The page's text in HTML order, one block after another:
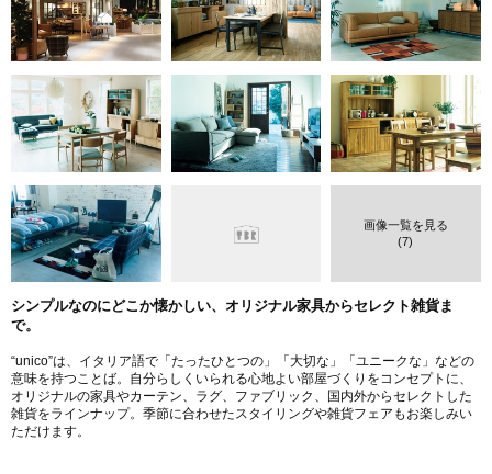
画像一覧を見る
(7)
シンプルなのにどこか懐かしい、オリジナル家具からセレクト雑貨ま
で。
“unico”は、イタリア語で「たったひとつの」「大切な」「ユニークな」などの
意味を持つことば。自分らしくいられる心地よい部屋づくりをコンセプトに、
オリジナルの家具やカーテン、ラグ、ファブリック、国内外からセレクトした
雑貨をラインナップ。季節に合わせたスタイリングや雑貨フェアもお楽しみい
ただけます。